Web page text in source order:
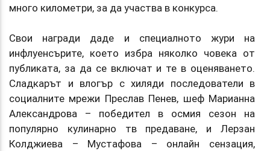
много километри, за да участва в конкурса.
Свои награди даде и специалното жури на
инфлуенсърите, което избра няколко човека от
публиката, за да се включат и те в оценяването.
Сладкарът и влогър с хиляди последователи в
социалните мрежи Преслав Пенев, шеф Марианна
Александрова – победител в осмия сезон на
популярно кулинарно тв предаване, и Лерзан
Колджиева – Мустафова – онлайн сензация,